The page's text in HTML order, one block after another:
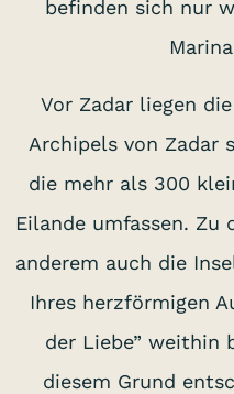
befinden sich nur
Vor Zadar liegen
Archipels von Zadar
die mehr als 300
Eilande umfassen. Zu
anderem auch die
Ihres herzförmigen
der Liebe” weithin
diesem Grund